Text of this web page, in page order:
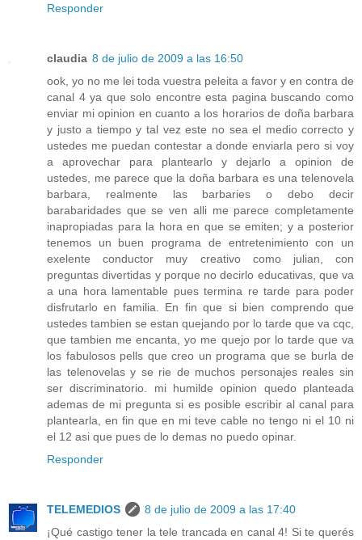
Responder
claudia 8 de julio de 2009 a las 16:50
ook, yo no me lei toda vuestra peleita a favor y en contra de
canal 4 ya que solo encontre esta pagina buscando como
enviar mi opinion en cuanto a los horarios de doña barbara
y justo a tiempo y tal vez este no sea el medio correcto y
ustedes me puedan contestar a donde enviarla pero si voy
a aprovechar para plantearlo y dejarlo a opinion de
ustedes, me parece que la doña barbara es una telenovela
barbara, realmente las barbaries o debo decir
barabaridades que se ven alli me parece completamente
inapropiadas para la hora en que se emiten; y a posterior
tenemos un buen programa de entretenimiento con un
exelente conductor muy creativo como julian, con
preguntas divertidas y porque no decirlo educativas, que va
a una hora lamentable pues termina re tarde para poder
disfrutarlo en familia. En fin que si bien comprendo que
ustedes tambien se estan quejando por lo tarde que va cqc,
que tambien me encanta, yo me quejo por lo tarde que va
los fabulosos pells que creo un programa que se burla de
las telenovelas y se rie de muchos personajes reales sin
ser discriminatorio. mi humilde opinion quedo planteada
ademas de mi pregunta si es posible escribir al canal para
plantearla, en fin que en mi teve cable no tengo ni el 10 ni
el 12 asi que pues de lo demas no puedo opinar.
Responder
TELEMEDIOS
8 de julio de 2009 a las 17:40
¡Qué castigo tener la tele trancada en canal 4! Si te querés